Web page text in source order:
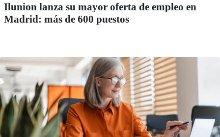
Ilunion lanza su mayor oferta de empleo en
Madrid: más de 600 puestos